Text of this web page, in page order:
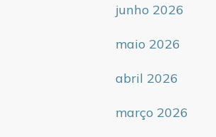
junho 2026
maio 2026
abril 2026
março 2026